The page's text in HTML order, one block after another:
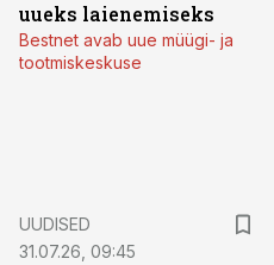
uueks laienemiseks
Bestnet avab uue müügi- ja
tootmiskeskuse
UUDISED
31.07.26, 09:45